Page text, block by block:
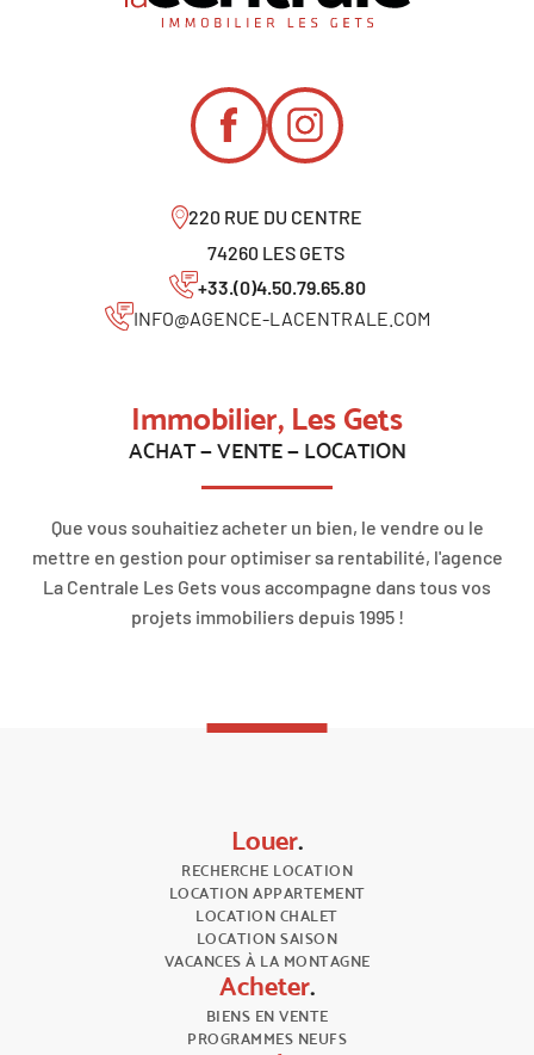
220 RUE DU CENTRE
74260 LES GETS
+33.(0)4.50.79.65.80
INFO@AGENCE-LACENTRALE.COM
Immobilier, Les Gets
ACHAT — VENTE — LOCATION
Que vous souhaitiez acheter un bien, le vendre ou le
mettre en gestion pour optimiser sa rentabilité, l'agence
La Centrale Les Gets vous accompagne dans tous vos
projets immobiliers depuis 1995 !
Louer.
RECHERCHE LOCATION
LOCATION APPARTEMENT
LOCATION CHALET
LOCATION SAISON
VACANCES À LA MONTAGNE
Acheter.
BIENS EN VENTE
PROGRAMMES NEUFS